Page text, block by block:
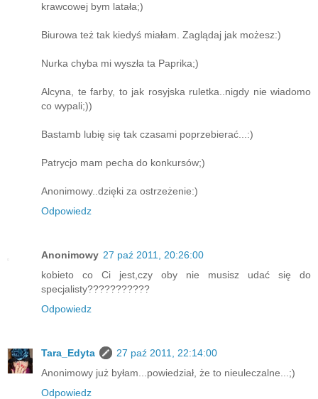
krawcowej bym latała;)
Biurowa też tak kiedyś miałam. Zaglądaj jak możesz:)
Nurka chyba mi wyszła ta Paprika;)
Alcyna, te farby, to jak rosyjska ruletka..nigdy nie wiadomo
co wypali;))
Bastamb lubię się tak czasami poprzebierać...:)
Patrycjo mam pecha do konkursów;)
Anonimowy..dzięki za ostrzeżenie:)
Odpowiedz
Anonimowy 27 paź 2011, 20:26:00
kobieto co Ci jest,czy oby nie musisz udać się do
specjalisty???????????
Odpowiedz
Tara_Edyta
27 paź 2011, 22:14:00
Anonimowy już byłam...powiedział, że to nieuleczalne...;)
Odpowiedz